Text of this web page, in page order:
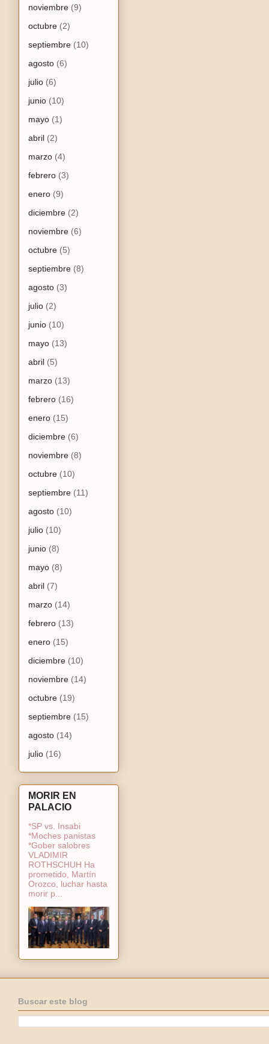
noviembre (9)
octubre (2)
septiembre (10)
agosto (6)
julio (6)
junio (10)
mayo (1)
abril (2)
marzo (4)
febrero (3)
enero (9)
diciembre (2)
noviembre (6)
octubre (5)
septiembre (8)
agosto (3)
julio (2)
junio (10)
mayo (13)
abril (5)
marzo (13)
febrero (16)
enero (15)
diciembre (6)
noviembre (8)
octubre (10)
septiembre (11)
agosto (10)
julio (10)
junio (8)
mayo (8)
abril (7)
marzo (14)
febrero (13)
enero (15)
diciembre (10)
noviembre (14)
octubre (19)
septiembre (15)
agosto (14)
julio (16)
MORIR EN
PALACIO
*SP vs. Insabi
*Moches panistas
*Gober salobres
VLADIMIR
ROTHSCHUH Ha
prometido, Martín
Orozco, luchar hasta
morir p...
Buscar este blog